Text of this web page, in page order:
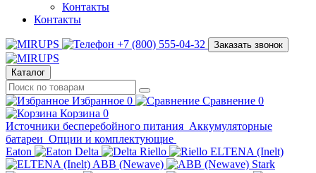
Контакты
Контакты
+7 (800) 555-04-32 Заказать звонок
Каталог
Избранное 0 Сравнение 0
Корзина 0
Источники бесперебойного питания Аккумуляторные
батареи Опции и комплектующие
Eaton
Delta Riello
ELTENA (Inelt)
ABB (Newave)
Stark